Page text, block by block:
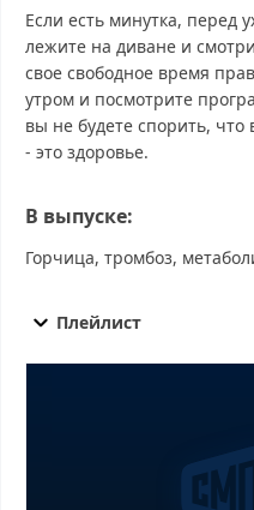
Если есть минутка, перед
лежите на диване и
свое свободное время
утром и посмотрите
вы не будете спорить,
- это здоровье.
В выпуске:
Горчица, тромбоз,
О самом главном от
главном от 29.10.2025
главном от 29.10.2025 прямо
29.10.2025 телепередача,
29.10.2025 онлайн
Плейлист